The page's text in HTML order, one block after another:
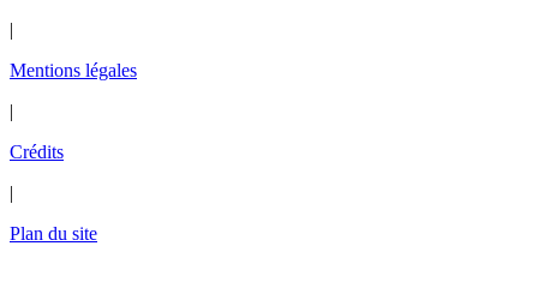
|
Mentions légales
|
Crédits
|
Plan du site